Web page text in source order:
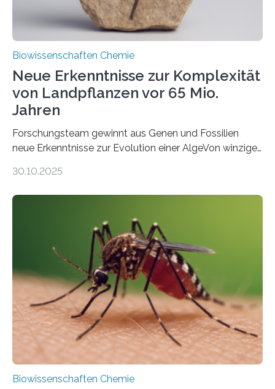
Biowissenschaften Chemie
Neue Erkenntnisse zur Komplexität
von Landpflanzen vor 65 Mio.
Jahren
Forschungsteam gewinnt aus Genen und Fossilien
neue Erkenntnisse zur Evolution einer AlgeVon winzigen
Landpflanzen zählen zu den komplexesten
Grünalgen, die vor Hunderten von Millionen Jahren
lebten. Unter den Vorfahren sticht eine Gruppe heraus,
die noch heute in der Natur vorkommt: die
Süßwasseralge Coleochaetophyceae. Einige Arten
dieser Gruppe bilden aus Zellfäden dichte Geflechte
mit scheibenförmiger Gestalt. Was auffällig ist: Die
nächsten…
30.10.2025
Biowissenschaften Chemie